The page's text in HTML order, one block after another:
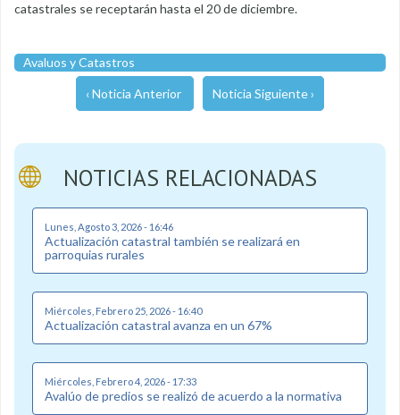
catastrales se receptarán hasta el 20 de diciembre.
Avaluos y Catastros
‹ Noticia Anterior Noticia Siguiente ›
NOTICIAS RELACIONADAS
Lunes, Agosto 3, 2026 - 16:46
Actualización catastral también se realizará en
parroquias rurales
Miércoles, Febrero 25, 2026 - 16:40
Actualización catastral avanza en un 67%
Miércoles, Febrero 4, 2026 - 17:33
Avalúo de predios se realizó de acuerdo a la normativa